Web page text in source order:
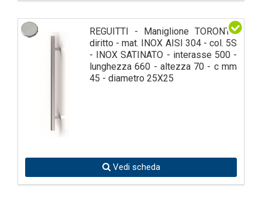
REGUITTI - Maniglione TORONTO
diritto - mat. INOX AISI 304 - col. 5S
- INOX SATINATO - interasse 500 -
lunghezza 660 - altezza 70 - c mm
45 - diametro 25X25
Vedi scheda